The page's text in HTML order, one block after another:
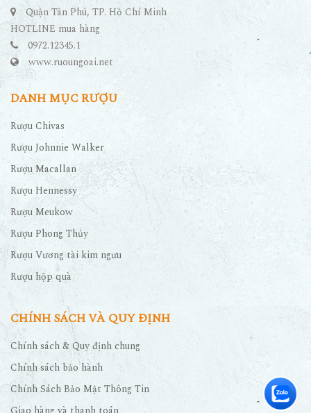
Quận Tân Phú, TP. Hồ Chí Minh
HOTLINE mua hàng
0972.12345.1
www.ruoungoai.net
DANH MỤC RƯỢU
Rượu Chivas
Rượu Johnnie Walker
Rượu Macallan
Rượu Hennessy
Rượu Meukow
Rượu Phong Thủy
Rượu Vương tài kim ngưu
Rượu hộp quà
CHÍNH SÁCH VÀ QUY ĐỊNH
Chính sách & Quy định chung
Chính sách bảo hành
Chính Sách Bảo Mật Thông Tin